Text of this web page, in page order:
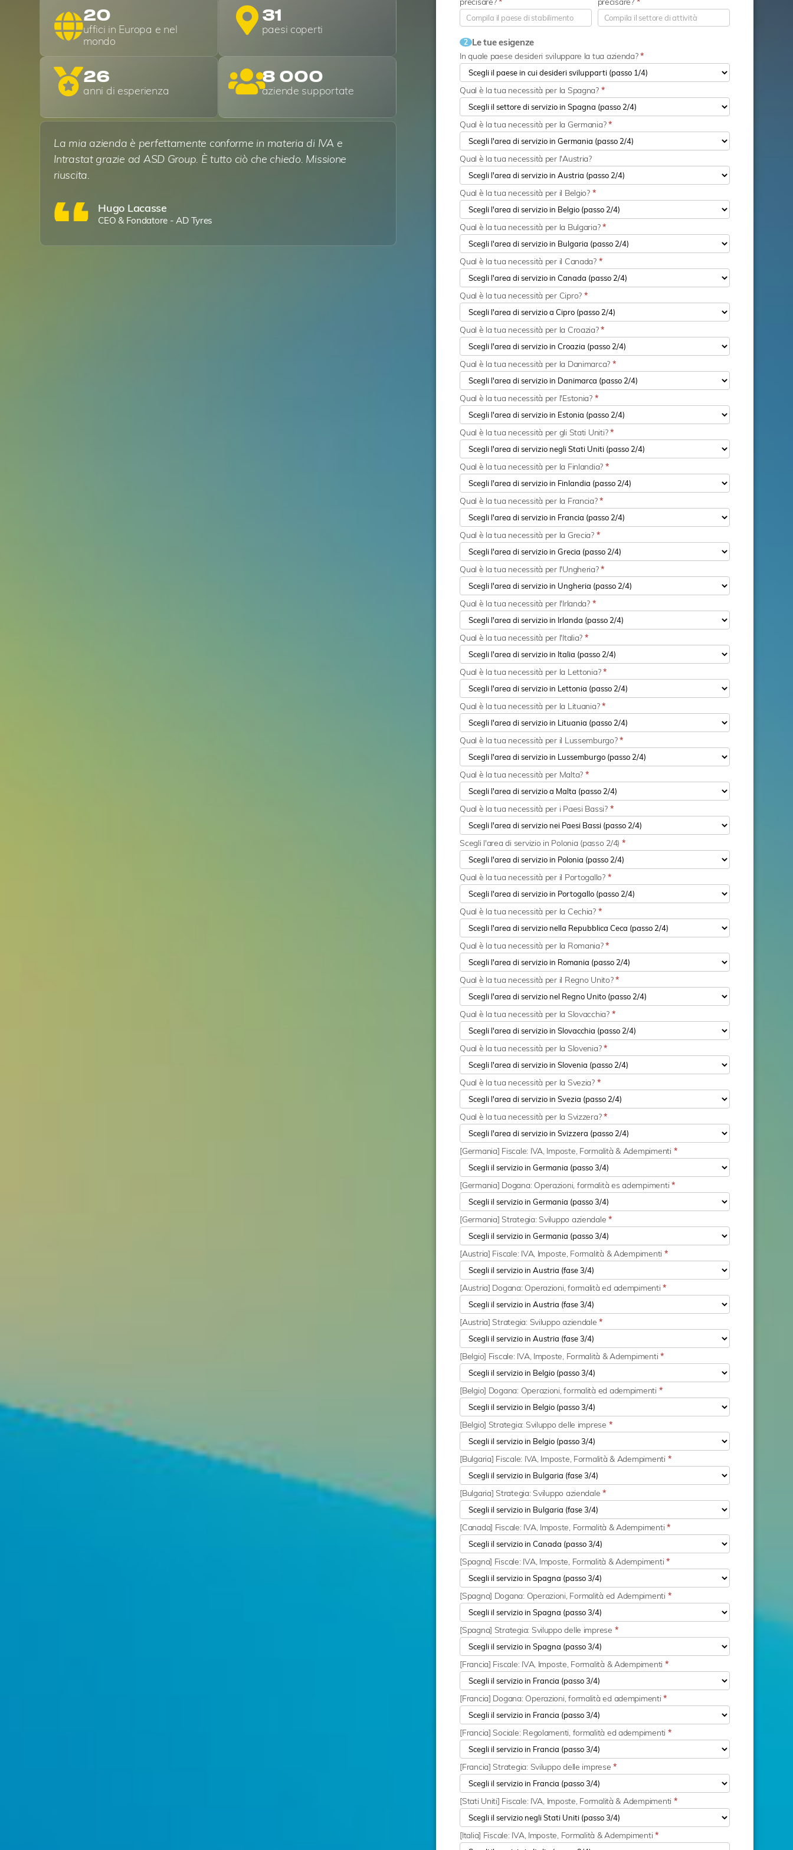
20
uffici in Europa e nel
mondo
31
paesi coperti
26
anni di esperienza
8 000
aziende supportate
La mia azienda è perfettamente conforme in materia di IVA e
Intrastat grazie ad ASD Group. È tutto ciò che chiedo. Missione
riuscita.
Hugo Lacasse
CEO & Fondatore - AD Tyres
2 Le tue esigenze
In quale paese desideri sviluppare la tua azienda?*
Qual è la tua necessità per la Spagna? *
Qual è la tua necessità per la Germania?*
Qual è la tua necessità per l'Austria?
Qual è la tua necessità per il Belgio? *
Qual è la tua necessità per la Bulgaria?*
Qual è la tua necessità per il Canada? *
Qual è la tua necessità per Cipro? *
Qual è la tua necessità per la Croazia?*
Qual è la tua necessità per la Danimarca? *
Qual è la tua necessità per l'Estonia? *
Qual è la tua necessità per gli Stati Uniti?*
Qual è la tua necessità per la Finlandia? *
Qual è la tua necessità per la Francia?*
Qual è la tua necessità per la Grecia? *
Qual è la tua necessità per l'Ungheria?*
Qual è la tua necessità per l'Irlanda? *
Qual è la tua necessità per l'Italia? *
Qual è la tua necessità per la Lettonia?*
Qual è la tua necessità per la Lituania?*
Qual è la tua necessità per il Lussemburgo?*
Qual è la tua necessità per Malta? *
Qual è la tua necessità per i Paesi Bassi? *
Scegli l'area di servizio in Polonia (passo 2/4) *
Qual è la tua necessità per il Portogallo? *
Qual è la tua necessità per la Cechia? *
Qual è la tua necessità per la Romania?*
Qual è la tua necessità per il Regno Unito?*
Qual è la tua necessità per la Slovacchia? *
Qual è la tua necessità per la Slovenia?*
Qual è la tua necessità per la Svezia? *
Qual è la tua necessità per la Svizzera?*
[Germania] Fiscale: IVA, Imposte, Formalità & Adempimenti *
[Germania] Dogana: Operazioni, formalità es adempimenti*
[Germania] Strategia: Sviluppo aziendale*
[Austria] Fiscale: IVA, Imposte, Formalità & Adempimenti *
[Austria] Dogana: Operazioni, formalità ed adempimenti*
[Austria] Strategia: Sviluppo aziendale*
[Belgio] Fiscale: IVA, Imposte, Formalità & Adempimenti*
[Belgio] Dogana: Operazioni, formalità ed adempimenti *
[Belgio] Strategia: Sviluppo delle imprese *
[Bulgaria] Fiscale: IVA, Imposte, Formalità & Adempimenti *
[Bulgaria] Strategia: Sviluppo aziendale*
[Canada] Fiscale: IVA, Imposte, Formalità & Adempimenti*
[Spagna] Fiscale: IVA, Imposte, Formalità & Adempimenti*
[Spagna] Dogana: Operazioni, Formalità ed Adempimenti *
[Spagna] Strategia: Sviluppo delle imprese *
[Francia] Fiscale: IVA, Imposte, Formalità & Adempimenti *
[Francia] Dogana: Operazioni, formalità ed adempimenti*
[Francia] Sociale: Regolamenti, formalità ed adempimenti *
[Francia] Strategia: Sviluppo delle imprese*
[Stati Uniti] Fiscale: IVA, Imposte, Formalità & Adempimenti *
[Italia] Fiscale: IVA, Imposte, Formalità & Adempimenti*